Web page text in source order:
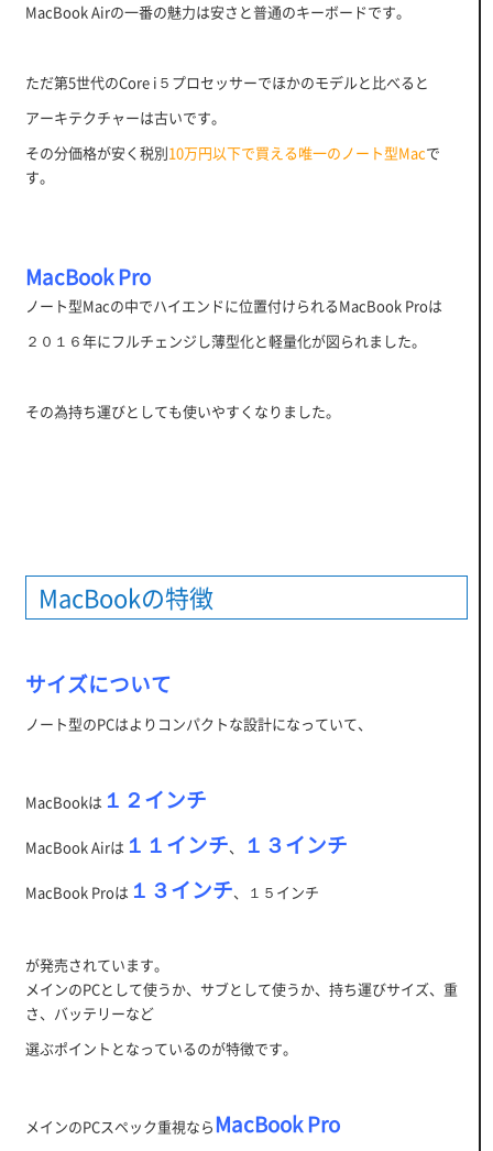
MacBook Airの一番の魅力は安さと普通のキーボードです。
ただ第5世代のCore i５プロセッサーでほかのモデルと比べると
アーキテクチャーは古いです。
その分価格が安く税別10万円以下で買える唯一のノート型Macで
す。
MacBook Pro
ノート型Macの中でハイエンドに位置付けられるMacBook Proは
２０１６年にフルチェンジし薄型化と軽量化が図られました。
その為持ち運びとしても使いやすくなりました。
MacBookの特徴
サイズについて
ノート型のPCはよりコンパクトな設計になっていて、
MacBookは １２インチ
MacBook Airは １１インチ、 １３インチ
MacBook Proは １３インチ、１５インチ
が発売されています。
メインのPCとして使うか、サブとして使うか、持ち運びサイズ、重
さ、バッテリーなど
選ぶポイントとなっているのが特徴です。
メインのPCスペック重視ならMacBook Pro